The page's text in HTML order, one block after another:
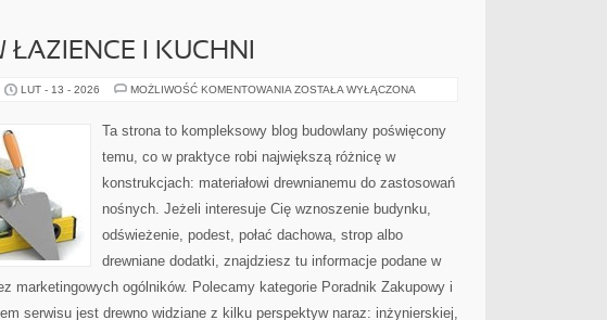
ŁAZIENCE I KUCHNI
LUT - 13 - 2026 MOŻLIWOŚĆ KOMENTOWANIA DREWNO
KUCHNI
ZOSTAŁA WYŁĄCZONA
Ta strona to kompleksowy blog budowlany poświęcony
temu, co w praktyce robi największą różnicę w
konstrukcjach: materiałowi drewnianemu do zastosowań
nośnych. Jeżeli interesuje Cię wznoszenie budynku,
odświeżenie, podest, połać dachowa, strop albo
drewniane dodatki, znajdziesz tu informacje podane w
marketingowych ogólników. Polecamy kategorie Poradnik Zakupowy i
serwisu jest drewno widziane z kilku perspektyw naraz: inżynierskiej,